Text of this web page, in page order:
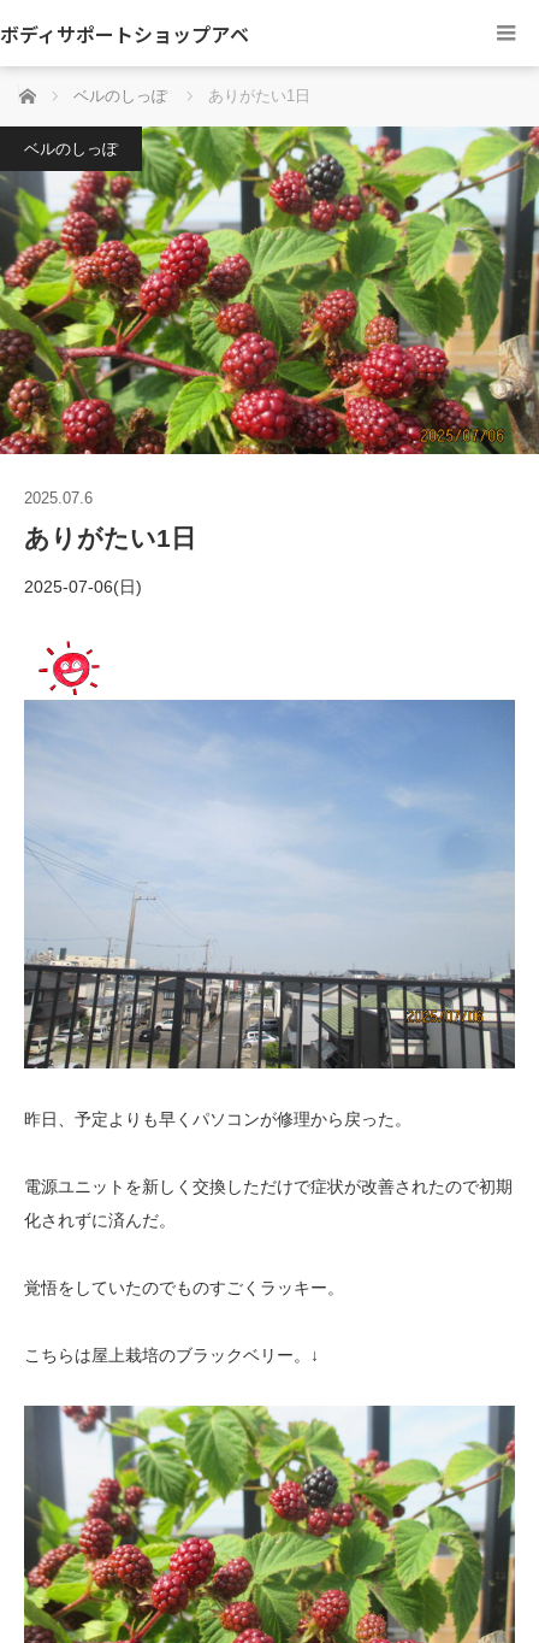
ボディサポートショップアベ
ホーム ベルのしっぽ ありがたい1日
ベルのしっぽ
2025.07.6
ありがたい1日
2025-07-06(日)
昨日、予定よりも早くパソコンが修理から戻った。
電源ユニットを新しく交換しただけで症状が改善されたので初期
化されずに済んだ。
覚悟をしていたのでものすごくラッキー。
こちらは屋上栽培のブラックベリー。↓